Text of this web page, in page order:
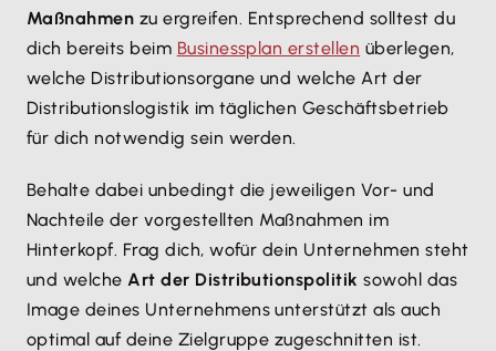
Maßnahmen zu ergreifen. Entsprechend solltest du
dich bereits beim Businessplan erstellen überlegen,
welche Distributionsorgane und welche Art der
Distributionslogistik im täglichen Geschäftsbetrieb
für dich notwendig sein werden.
Behalte dabei unbedingt die jeweiligen Vor- und
Nachteile der vorgestellten Maßnahmen im
Hinterkopf. Frag dich, wofür dein Unternehmen steht
und welche Art der Distributionspolitik sowohl das
Image deines Unternehmens unterstützt als auch
optimal auf deine Zielgruppe zugeschnitten ist.